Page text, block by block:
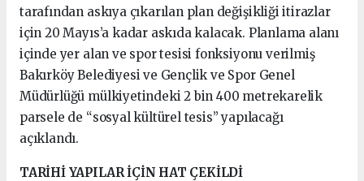
tarafından askıya çıkarılan plan değişikliği itirazlar
için 20 Mayıs’a kadar askıda kalacak. Planlama alanı
içinde yer alan ve spor tesisi fonksiyonu verilmiş
Bakırköy Belediyesi ve Gençlik ve Spor Genel
Müdürlüğü mülkiyetindeki 2 bin 400 metrekarelik
parsele de “sosyal kültürel tesis” yapılacağı
açıklandı.
TARİHİ YAPILAR İÇİN HAT ÇEKİLDİ